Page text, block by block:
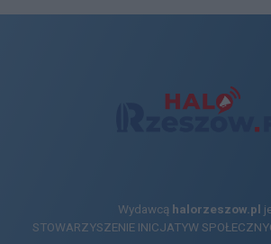
Wydawcą halorzeszow.pl
STOWARZYSZENIE INICJATYW